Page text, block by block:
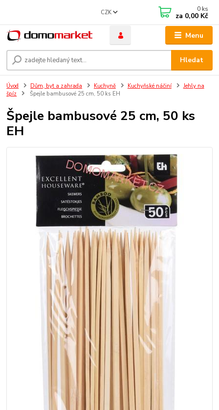
Menu
CZK
Hledat
0 ks
za 0,00 Kč
Úvod Dům, byt a zahrada Kuchyně Kuchyňské náčiní
Jehly na
špíz
Špejle bambusové 25 cm, 50 ks EH
Špejle bambusové 25 cm, 50 ks
EH